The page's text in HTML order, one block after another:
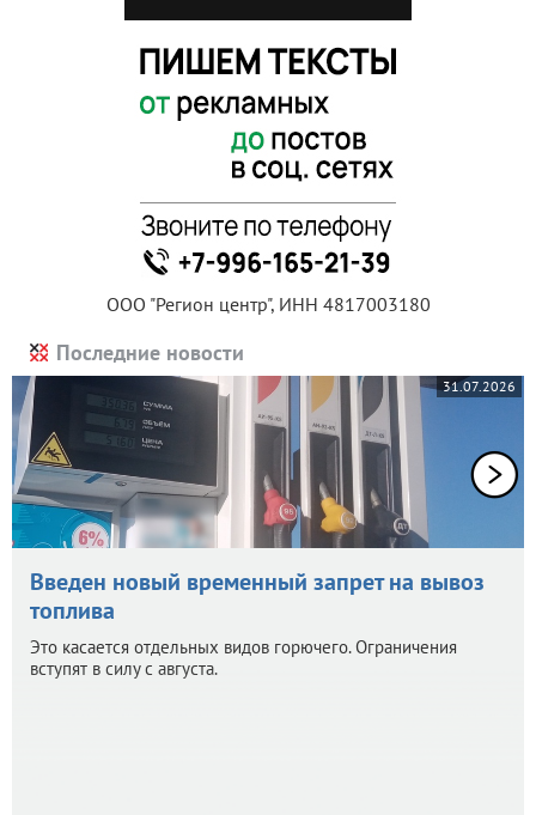
ООО "Регион центр", ИНН 4817003180
Последние новости
31.07.2026
Введен новый временный запрет на вывоз
топлива
Это касается отдельных видов горючего. Ограничения
вступят в силу с августа.